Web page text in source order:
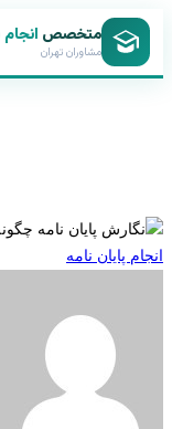
متخصصانجام
مشاوران تهران
پایان نامه